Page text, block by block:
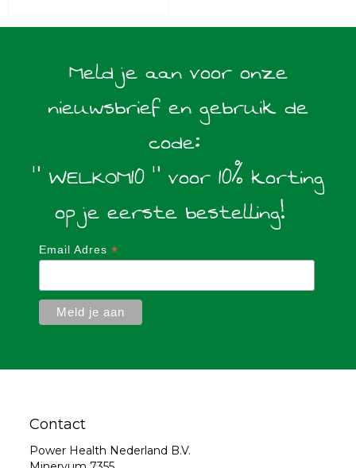
Meld je aan voor onze
nieuwsbrief en gebruik de
code:
" WELKOM10 " voor 10% korting
op je eerste bestelling!
Email Adres*
Contact
Power Health Nederland B.V.